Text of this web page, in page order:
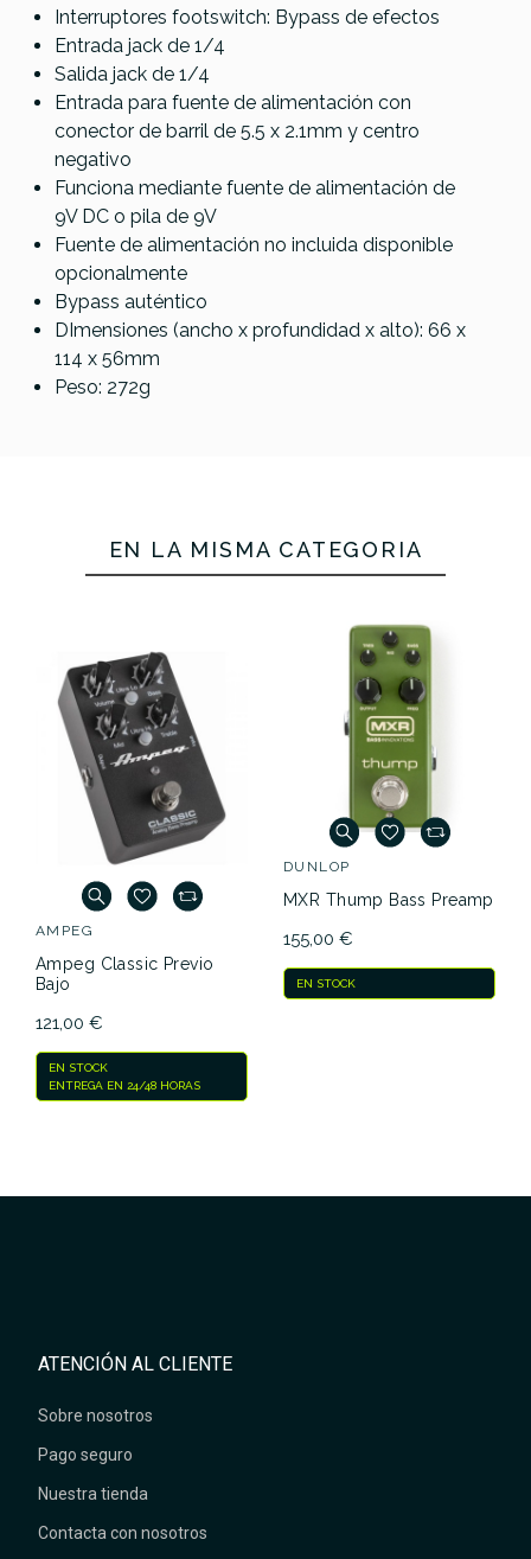
Interruptores footswitch: Bypass de efectos
Entrada jack de 1/4
Salida jack de 1/4
Entrada para fuente de alimentación con
conector de barril de 5.5 x 2.1mm y centro
negativo
Funciona mediante fuente de alimentación de
9V DC o pila de 9V
Fuente de alimentación no incluida disponible
opcionalmente
Bypass auténtico
DImensiones (ancho x profundidad x alto): 66 x
114 x 56mm
Peso: 272g
131,00 € 129,00 €
No hay características para comparar
EN LA MISMA CATEGORÍA
AMPEG
Ampeg Classic Previo
Bajo
121,00 €
EN STOCK
ENTREGA EN 24/48 HORAS
DUNLOP
MXR Thump Bass Preamp
155,00 €
EN STOCK
ATENCIÓN AL CLIENTE
Sobre nosotros
Pago seguro
Nuestra tienda
Contacta con nosotros